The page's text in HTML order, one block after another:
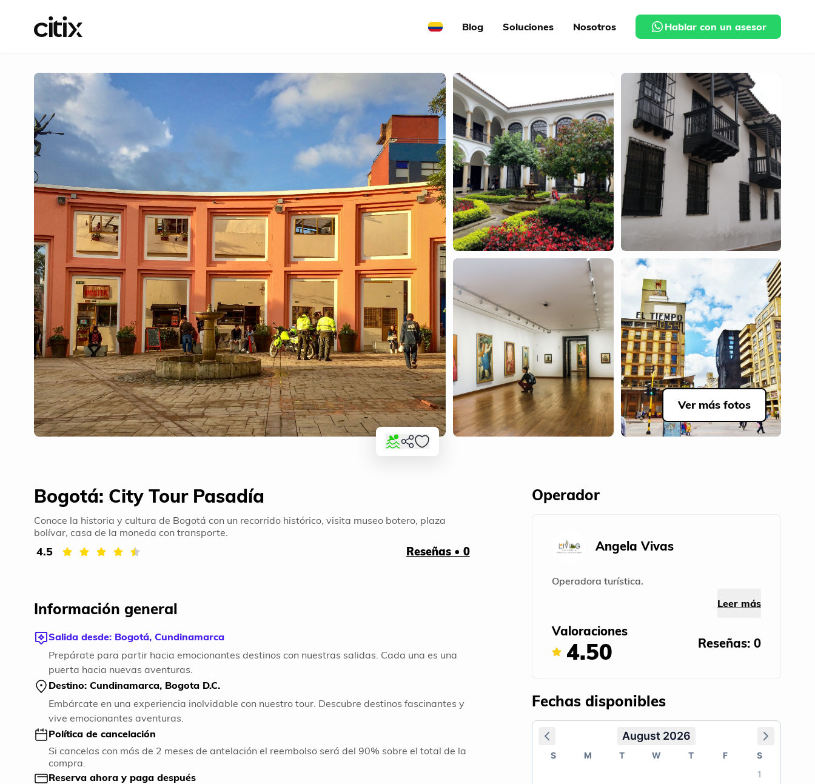
Blog Soluciones Nosotros Hablar con un asesor
Ver más fotos
Bogotá: City Tour Pasadía
Conoce la historia y cultura de Bogotá con un recorrido histórico, visita museo botero, plaza
bolívar, casa de la moneda con transporte.
4.5 Reseñas • 0
Información general
Salida desde: Bogotá, Cundinamarca
Prepárate para partir hacia emocionantes destinos con nuestras salidas. Cada una es una
puerta hacia nuevas aventuras.
Destino: Cundinamarca, Bogota D.C.
Embárcate en una experiencia inolvidable con nuestro tour. Descubre destinos fascinantes y
vive emocionantes aventuras.
Política de cancelación
Si cancelas con más de 2 meses de antelación el reembolso será del 90% sobre el total de la
compra.
Reserva ahora y paga después
Operador
Angela Vivas
Operadora turística.
Leer más
Valoraciones
4.50 Reseñas: 0
Fechas disponibles
August 2026
S M T W T F
S
1